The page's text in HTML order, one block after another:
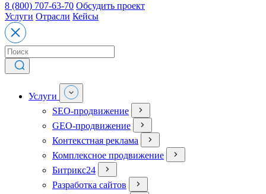
8 (800) 707-63-70 Обсудить проект
Услуги Отрасли Кейсы
Услуги
SEO-продвижение
GEO-продвижение
Контекстная реклама
Комплексное продвижение
Битрикс24
Разработка сайтов